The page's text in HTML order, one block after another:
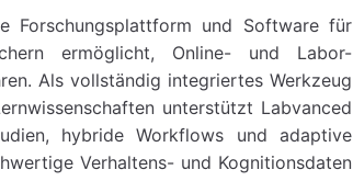
Forschungsplattform und Software für
ermöglicht, Online- und Labor-
Als vollständig integriertes Werkzeug
unterstützt Labvanced
hybride Workflows und adaptive
Verhaltens- und Kognitionsdaten